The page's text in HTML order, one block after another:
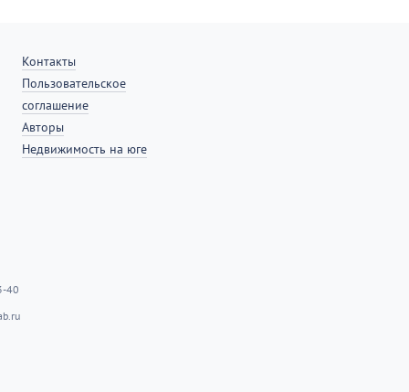
Контакты
Пользовательское
соглашение
Авторы
Недвижимость на юге
40